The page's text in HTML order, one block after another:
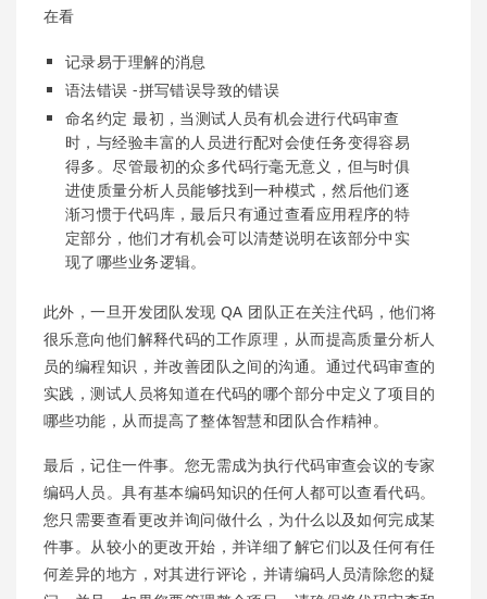
在看
记录易于理解的消息
语法错误 -拼写错误导致的错误
命名约定 最初，当测试人员有机会进行代码审查
时，与经验丰富的人员进行配对会使任务变得容易
得多。尽管最初的众多代码行毫无意义，但与时俱
进使质量分析人员能够找到一种模式，然后他们逐
渐习惯于代码库，最后只有通过查看应用程序的特
定部分，他们才有机会可以清楚说明在该部分中实
现了哪些业务逻辑。
此外，一旦开发团队发现 QA 团队正在关注代码，他们将
很乐意向他们解释代码的工作原理，从而提高质量分析人
员的编程知识，并改善团队之间的沟通。通过代码审查的
实践，测试人员将知道在代码的哪个部分中定义了项目的
哪些功能，从而提高了整体智慧和团队合作精神。
最后，记住一件事。您无需成为执行代码审查会议的专家
编码人员。具有基本编码知识的任何人都可以查看代码。
您只需要查看更改并询问做什么，为什么以及如何完成某
件事。从较小的更改开始，并详细了解它们以及任何有任
何差异的地方，对其进行评论，并请编码人员清除您的疑